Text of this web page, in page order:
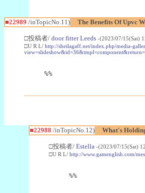
■22989 /inTopicNo.11) The Benefits Of Upvc
□投稿者/ door fitter Leeds -(2023/07/15(Sat)
□U R L/ http://sheilagaff.net/index.php/media-
%%
■22988 /inTopicNo.12) What's
□投稿者/ Estella -(2023/07/15(Sat)
□U R L/ http://www.gamenglish.com/
%%